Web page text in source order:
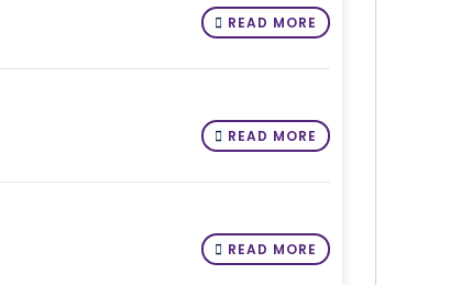
READ MORE
READ MORE
READ MORE